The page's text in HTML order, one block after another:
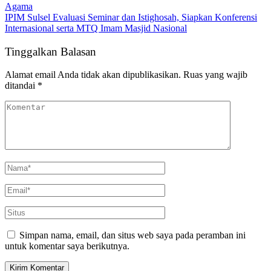
Agama
IPIM Sulsel Evaluasi Seminar dan Istighosah, Siapkan Konferensi
Internasional serta MTQ Imam Masjid Nasional
Tinggalkan Balasan
Alamat email Anda tidak akan dipublikasikan. Ruas yang wajib
ditandai *
Simpan nama, email, dan situs web saya pada peramban ini
untuk komentar saya berikutnya.